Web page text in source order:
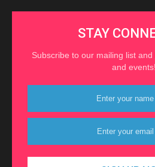
STAY
Subscribe to our mailing list
and events!